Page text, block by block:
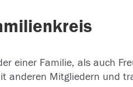
einer Familie, als auch
anderen Mitgliedern und